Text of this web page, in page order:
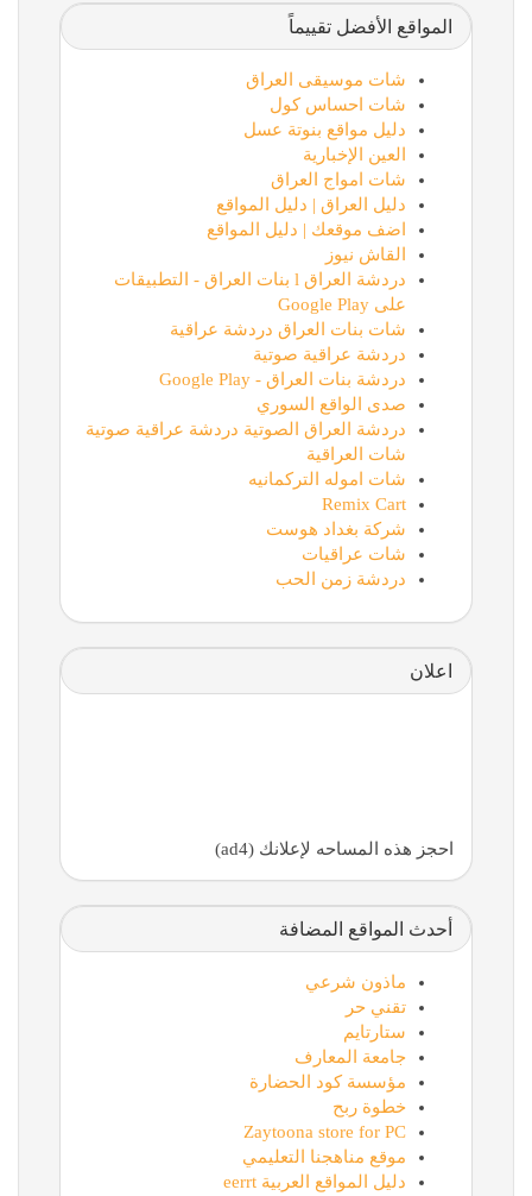
المواقع الأفضل تقييماً
شات موسيقى العراق
شات احساس كول
دليل مواقع بنوتة عسل
العين الإخبارية
شات امواج العراق
دليل العراق | دليل المواقع
اضف موقعك | دليل المواقع
القاش نيوز
دردشة العراق l بنات العراق - التطبيقات
على Google Play
شات بنات العراق دردشة عراقية
دردشة عراقية صوتية
دردشة بنات العراق - Google Play
صدى الواقع السوري
دردشة العراق الصوتية دردشة عراقية صوتية
شات العراقية
شات اموله التركمانيه
Remix Cart
شركة بغداد هوست
شات عراقيات
دردشة زمن الحب
اعلان
احجز هذه المساحه لإعلانك (ad4)
أحدث المواقع المضافة
ماذون شرعي
تقني حر
ستارتايم
جامعة المعارف
مؤسسة كود الحضارة
خطوة ربح
Zaytoona store for PC
موقع مناهجنا التعليمي
دليل المواقع العربية eerrt